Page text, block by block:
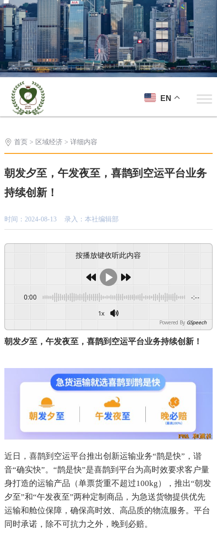
EN
首页 > 区域经济> 详细内容
朝发夕至，午发夜至，喜鹊到空运平台业务
持续创新！
时间：2024-08-13 录入：本社编辑部
按播放键收听此内容
0:00 -:--
1x
Powered By GSpeech
朝发夕至，午发夜至，喜鹊到空运平台业务持续创新！
近日，喜鹊到空运平台推出创新运输业务“鹊是快”，谐
音“确实快”。“鹊是快”是喜鹊到平台为高时效要求客户量
身打造的运输产品（单票货重不超过100kg），推出“朝发
夕至”和“午发夜至”两种定制商品，为急送货物提供优先
运输和舱位保障，确保高时效、高品质的物流服务。平台
同时承诺，除不可抗力之外，晚到必赔。